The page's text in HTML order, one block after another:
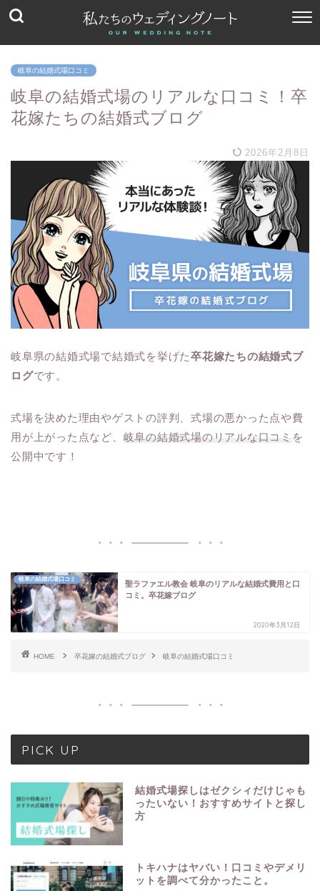
岐阜の結婚式場口コミ
岐阜の結婚式場のリアルな口コミ！卒
花嫁たちの結婚式ブログ
2026年2月8日
岐阜県の結婚式場で結婚式を挙げた卒花嫁たちの結婚式ブ
ログです。
式場を決めた理由やゲストの評判、式場の悪かった点や費
用が上がった点など、 岐阜の結婚式場のリアルな口コミ を
公開中です！
岐阜の結婚式場口コミ
聖ラファエル教会 岐阜のリアルな結婚式費用と口
コミ。卒花嫁ブログ
2020年3月12日
HOME 卒花嫁の結婚式ブログ 岐阜の結婚式場口コミ
PICK UP
結婚式場探しはゼクシィだけじゃも
ったいない！おすすめサイトと探し
方
トキハナはヤバい！口コミやデメリ
ットを調べて分かったこと。